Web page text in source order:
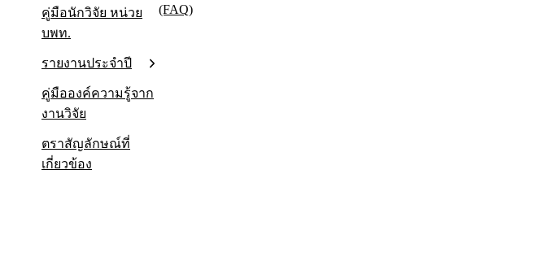
คู่มือนักวิจัย หน่วย
บพท.
รายงานประจำปี
คู่มือองค์ความรู้จาก
งานวิจัย
ตราสัญลักษณ์ที่
เกี่ยวข้อง
(FAQ)